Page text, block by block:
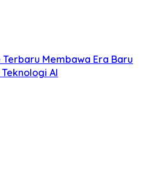
Membawa Era Baru
AI